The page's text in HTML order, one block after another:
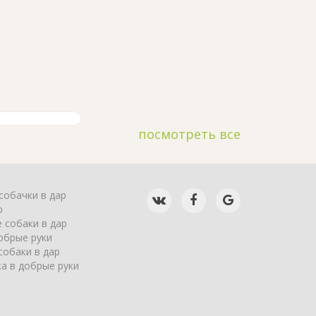
посмотреть все
в дар
собаки в дар
руки
в дар
в добрые руки